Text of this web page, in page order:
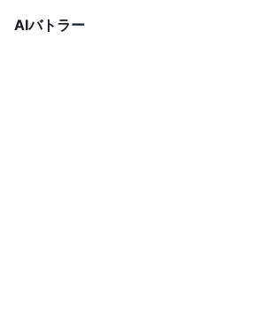
AIバトラー